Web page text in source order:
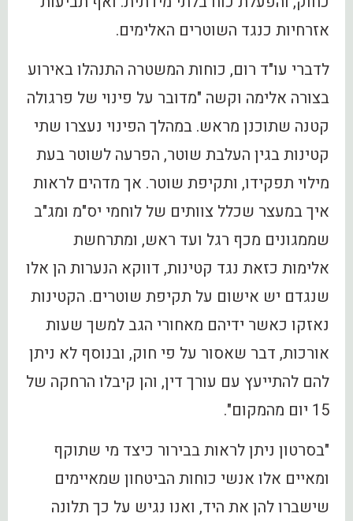
אזרחיות כנגד השוטרים האלימים.
לדברי עו"ד רום, כוחות המשטרה התנהלו באירוע
בצורה אלימה וקשה "מדובר על פינוי של פרגולה
קטנה שתוכנן מראש. במהלך הפינוי נעצרו שתי
קטינות בגין העלבת שוטר, הפרעה לשוטר בעת
מילוי תפקידו, ותקיפת שוטר. אך מדהים לראות
איך במעצר שכלל צוותים של לוחמי יס"מ ומג"ב
שממגונים מכף רגל ועד ראש, ומתרחשת
אלימות כזאת נגד קטינות, דווקא הנערות הן אלו
שנגדם יש אישום על תקיפת שוטרים. הקטינות
נאזקו כאשר ידיהם מאחורי הגב למשך שעות
אורכות, דבר שאסור על פי חוק, ובנוסף לא ניתן
להם להתייעץ עם עורך דין, והן קיבלו הרחקה של
15 יום מהמקום".
"בסרטון ניתן לראות בבירור כיצד מי שתוקף
ומאיים אלו אנשי כוחות הביטחון שמאיימים
שישברו להן את היד, ואנו נגיש על כך תלונה